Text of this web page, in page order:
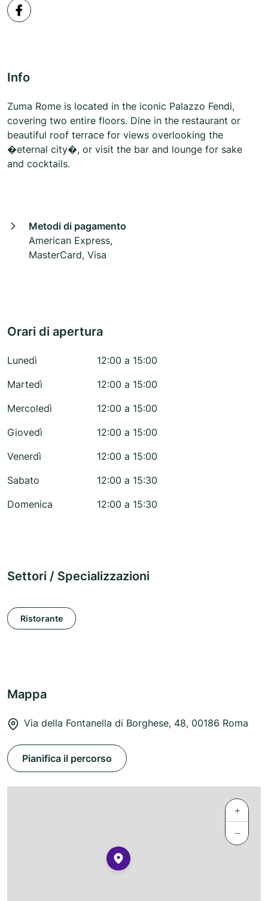
Info
Zuma Rome is located in the iconic Palazzo Fendi,
covering two entire floors. Dine in the restaurant or
beautiful roof terrace for views overlooking the
�eternal city�, or visit the bar and lounge for sake
and cocktails.
Metodi di pagamento
American Express,
MasterCard, Visa
Orari di apertura
Lunedì
12:00 a 15:00
Martedì
12:00 a 15:00
Mercoledì
12:00 a 15:00
Giovedì
12:00 a 15:00
Venerdì
12:00 a 15:00
Sabato
12:00 a 15:30
Domenica
12:00 a 15:30
Settori / Specializzazioni
Ristorante
Mappa
Via della Fontanella di Borghese, 48, 00186 Roma
Pianifica il percorso
+
−